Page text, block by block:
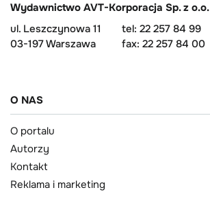
Wydawnictwo AVT-Korporacja Sp. z o.o.
ul. Leszczynowa 11
03-197 Warszawa
tel: 22 257 84 99
fax: 22 257 84 00
O NAS
O portalu
Autorzy
Kontakt
Reklama i marketing